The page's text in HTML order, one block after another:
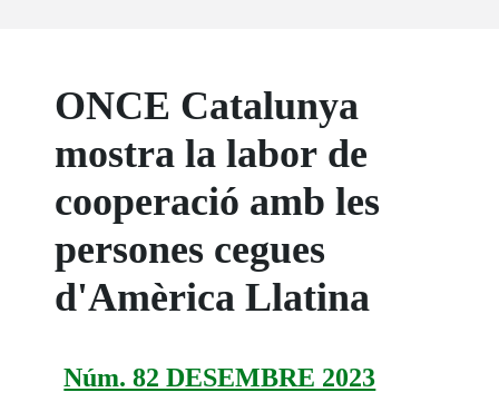
ONCE Catalunya
mostra la labor de
cooperació amb les
persones cegues
d'Amèrica Llatina
Núm. 82 DESEMBRE 2023